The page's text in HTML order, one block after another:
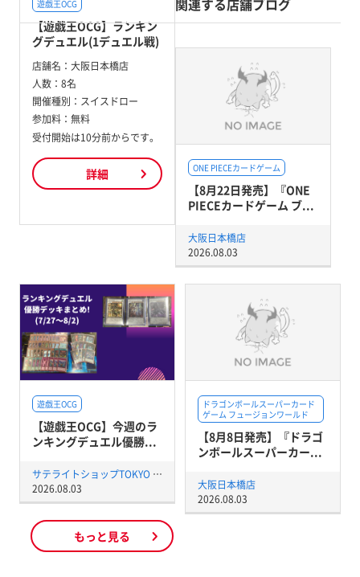
遊戯王OCG
【遊戯王OCG】ランキン
グデュエル(1デュエル戦)
店舗名： 大阪日本橋店
人数： 8名
開催種別： スイスドロー
参加料： 無料
受付開始は10分前からです。
詳細 ONE PIECEカードゲーム
【8月22日発売】『ONE
PIECEカードゲーム ブ...
大阪日本橋店
2026.08.03
ドラゴンボールスーパーカード
ゲーム フュージョンワールド
【8月8日発売】『ドラゴ
ンボールスーパーカー...
大阪日本橋店
2026.08.03
遊戯王OCG
【遊戯王OCG】今週のラ
ンキングデュエル優勝...
サテライトショップTOKYO 秋葉原店
2026.08.03
もっと見る